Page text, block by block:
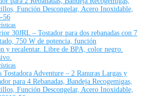
Función Descongelar, Acero Inoxidable,
56
30JRL – Tostador para dos rebanadas con 7
750 W de potencia, función
y recalentar. Libre de BPA, color negro.
Tostadora Adventure – 2 Ranuras Largas y
para 4 Rebanadas, Bandeja Recogemigas,
Función Descongelar, Acero Inoxidable,